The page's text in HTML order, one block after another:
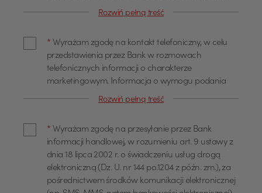
Kasa Opieki Spółka Akcyjna z siedzibą w Warszawie,
skontaktować poprzez adres email
info@pekao.com.pl, telefonicznie pod numerem 519
222 222 lub pisemnie: Bank Pekao SA - Centrala, ul.
Żubra 1, 01-066 Warszawa. U administratora
danych osobowych wyznaczony jest Inspektor
poprzez adres email: IOD@pekao.com.pl lub
pisemnie: Bank Pekao SA - Centrala, ul. Żubra 1, 01-
066 Warszawa. Z Inspektorem Ochrony Danych
można się kontaktować we wszystkich sprawach
dotyczących przetwarzania danych osobowych.
Cele przetwarzania oraz podstawa prawna
Rozwiń pełną treść
* Wyrażam zgodę na kontakt telefoniczny, w celu
przedstawienia przez Bank w rozmowach
telefonicznych informacji o charakterze
marketingowym. Informacja o wymogu podania
danych Podanie danych osobowych dla celów
profilowanie dla określania preferencji lub potrzeb
w zakresie produktów lub usług oraz
przedstawienia odpowiedniej oferty, przez Bank
Polska Kasa Opieki Spółka Akcyjna z siedzibą w
Warszawie, ul. Żubra 1 ("Bank"), jako administratora,
Rozwiń pełną treść
* Wyrażam zgodę na przesyłanie przez Bank
informacji handlowej, w rozumieniu art. 9 ustawy z
dnia 18 lipca 2002 r. o świadczeniu usług drogą
elektroniczną (Dz. U. nr 144 po.1204 z późn. zm.), za
pośrednictwem środków komunikacji elektronicznej